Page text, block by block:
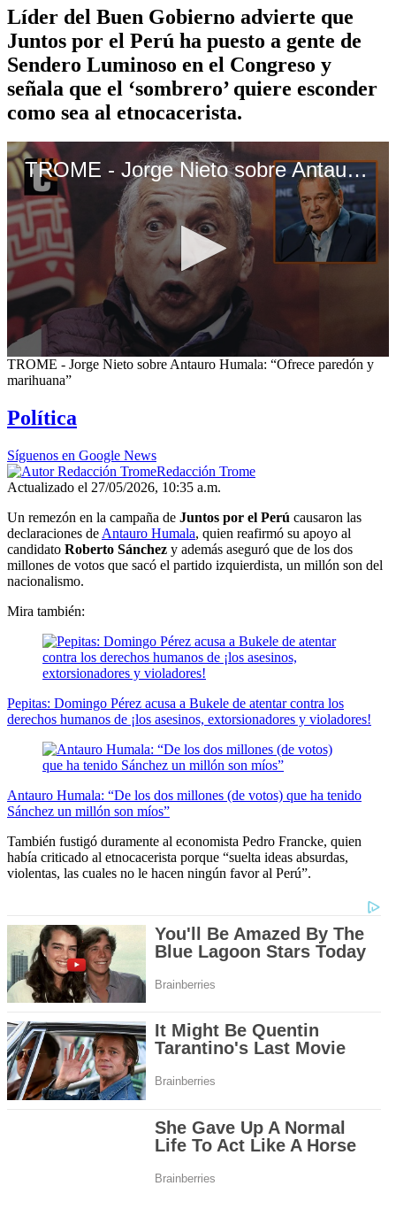
Líder del Buen Gobierno advierte que
Juntos por el Perú ha puesto a gente de
Sendero Luminoso en el Congreso y
señala que el ‘sombrero’ quiere esconder
como sea al etnocacerista.
TROME - Jorge Nieto sobre Antauro Humala: “Ofrece paredón y marihuana”
0
seconds
seconds
TROME - Jorge Nieto sobre Antauro Humala: “Ofrece paredón y
marihuana”
Política
Síguenos en Google News
Redacción Trome
Actualizado el 27/05/2026, 10:35 a.m.
Un remezón en la campaña de Juntos por el Perú causaron las
declaraciones de Antauro Humala, quien reafirmó su apoyo al
candidato Roberto Sánchez y además aseguró que de los dos
millones de votos que sacó el partido izquierdista, un millón son del
nacionalismo.
Mira también:
Pepitas: Domingo Pérez acusa a Bukele de atentar contra los
derechos humanos de ¡los asesinos, extorsionadores y violadores!
Antauro Humala: “De los dos millones (de votos) que ha tenido
Sánchez un millón son míos”
También fustigó duramente al economista Pedro Francke, quien
había criticado al etnocacerista porque “suelta ideas absurdas,
violentas, las cuales no le hacen ningún favor al Perú”.